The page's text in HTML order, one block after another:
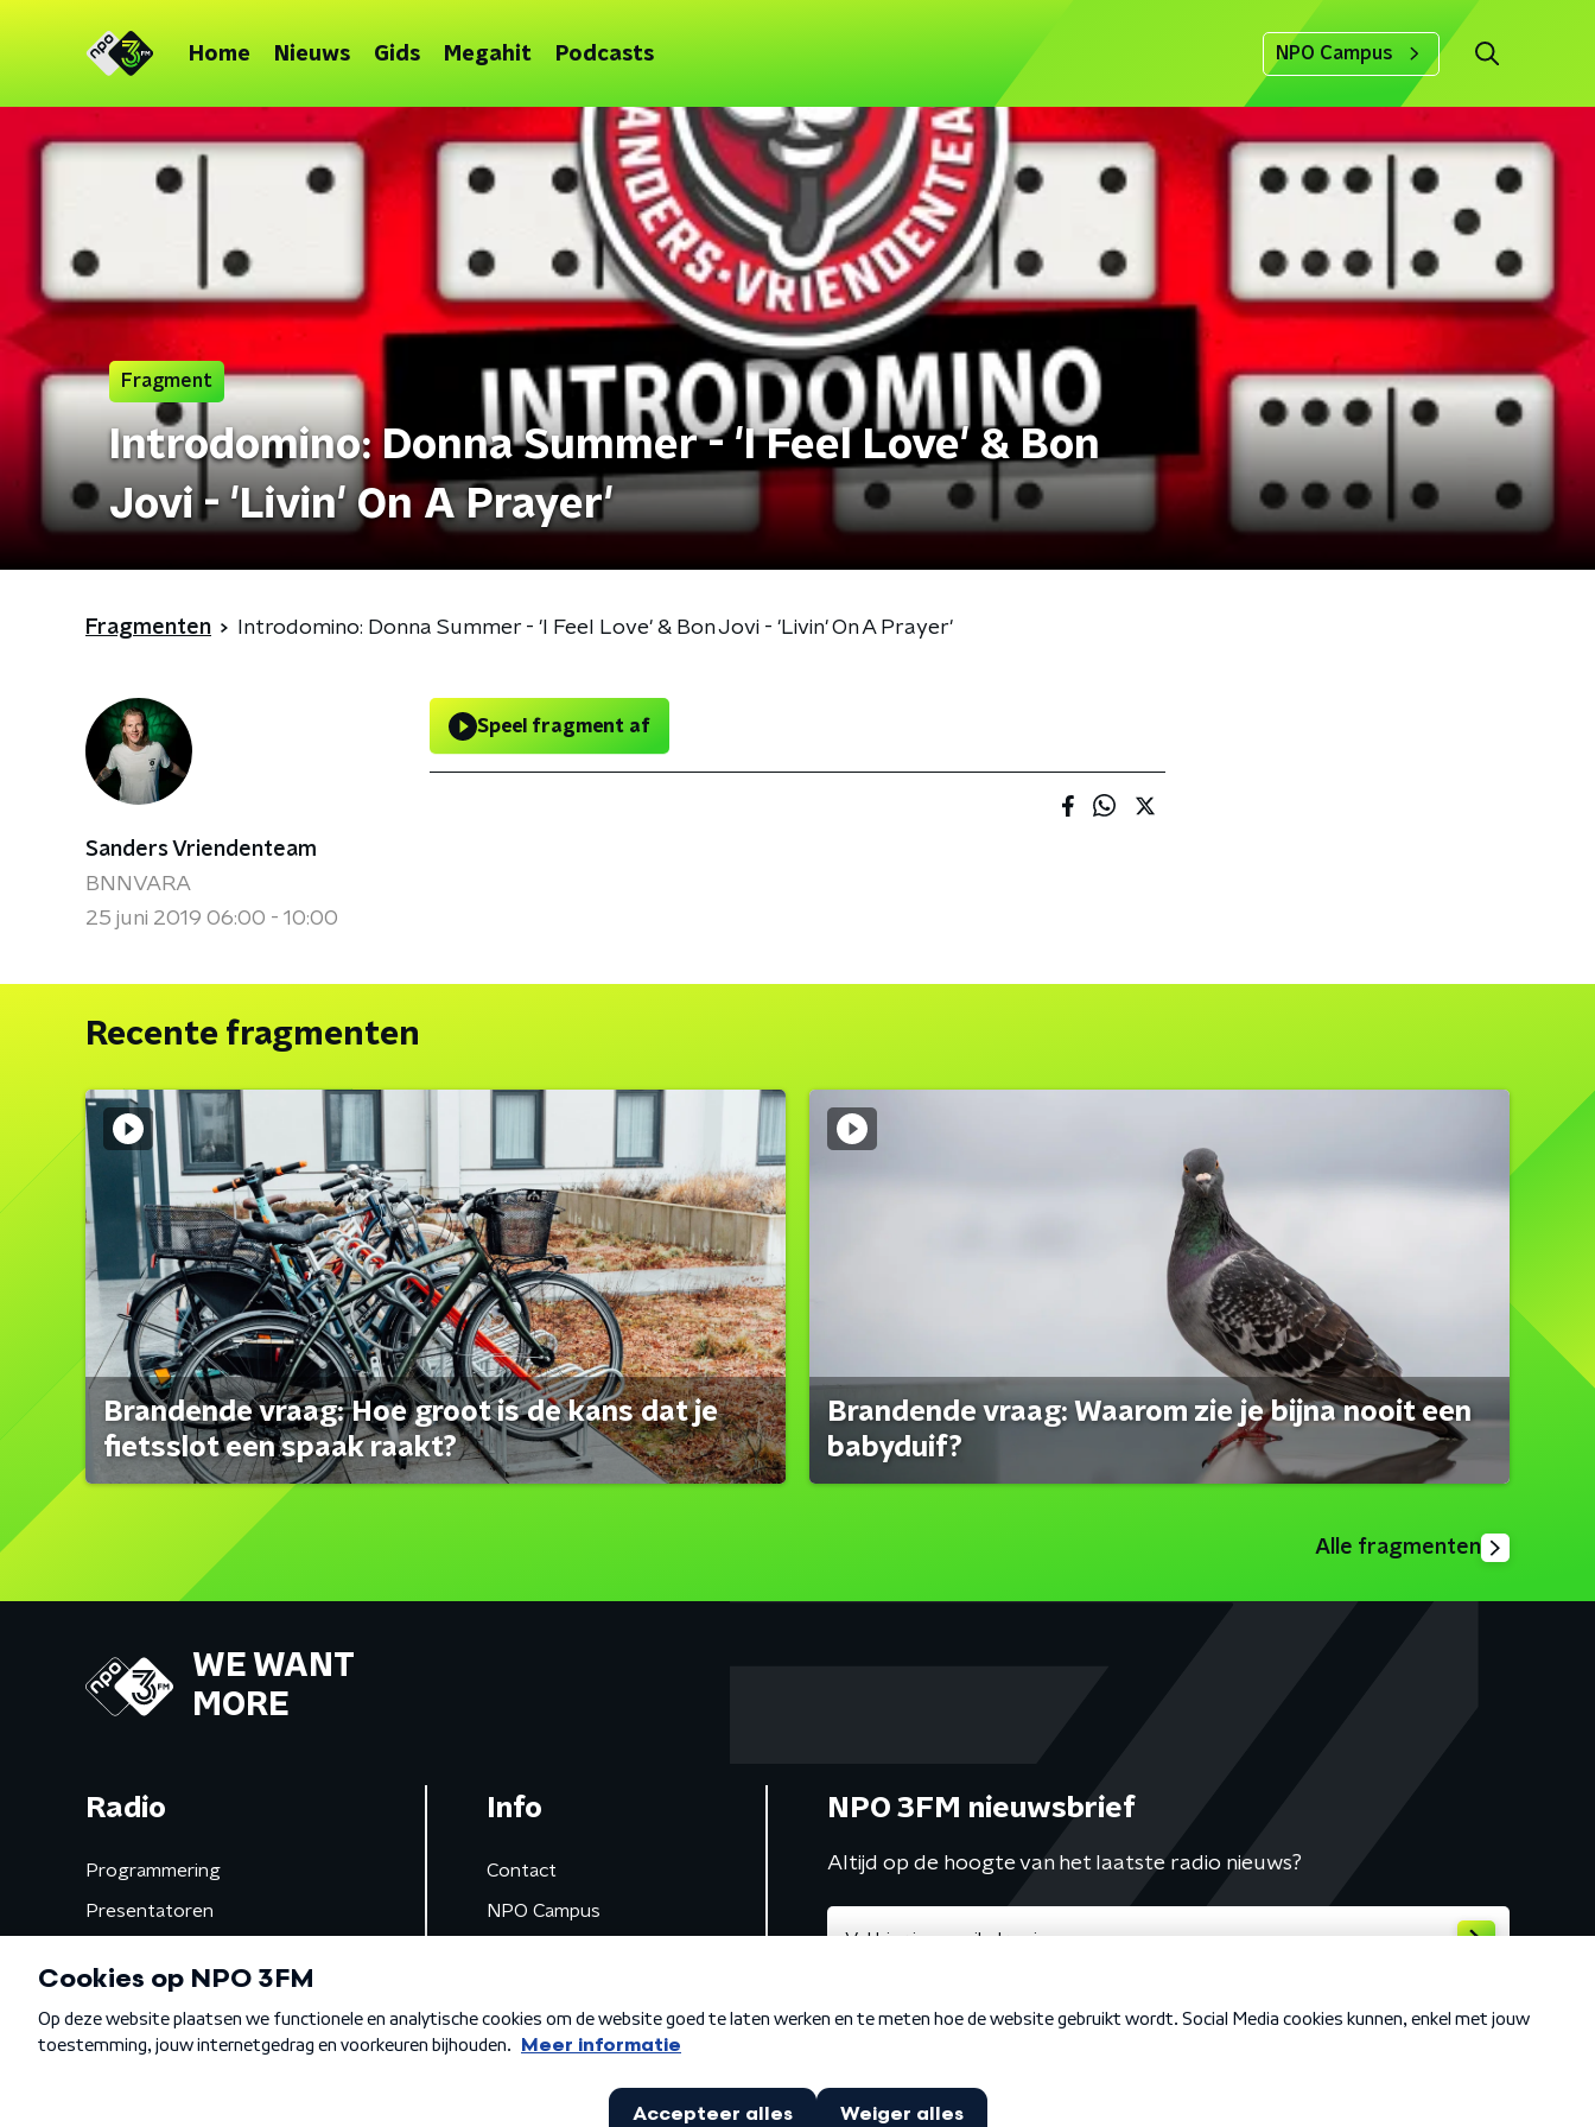
Home Nieuws Gids Megahit Podcasts NPO Campus
Fragment
Introdomino: Donna Summer - 'I Feel Love' & Bon
Jovi - 'Livin' On A Prayer'
Fragmenten Introdomino: Donna Summer - 'I Feel Love' & Bon Jovi - 'Livin' On A Prayer'
Sanders Vriendenteam
BNNVARA
25 juni 2019 06:00 - 10:00
Speel fragment af
Recente fragmenten
Brandende vraag: Hoe groot is de kans dat je
fietsslot een spaak raakt?
Brandende vraag: Waarom zie je bijna nooit een
babyduif?
Alle fragmenten
WE WANT
MORE
Radio
Programmering
Presentatoren
Gemist
Info
Contact
NPO Campus
NPO 3FM nieuwsbrief
Altijd op de hoogte van het laatste radio nieuws?
Algemene voorwaarden Privacybeleid